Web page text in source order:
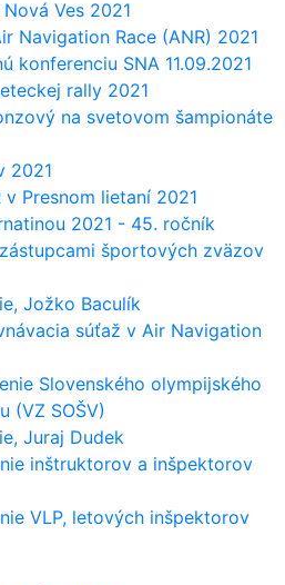
Ves 2021
Navigation Race (ANR) 2021
konferenciu SNA 11.09.2021
rally 2021
na svetovom šampionáte
2021
Presnom lietaní 2021
2021 - 45. ročník
športových zväzov
Jožko Baculík
súťaž v Air Navigation
Slovenského olympijského
(VZ SOŠV)
Juraj Dudek
inštruktorov a inšpektorov
VLP, letových inšpektorov